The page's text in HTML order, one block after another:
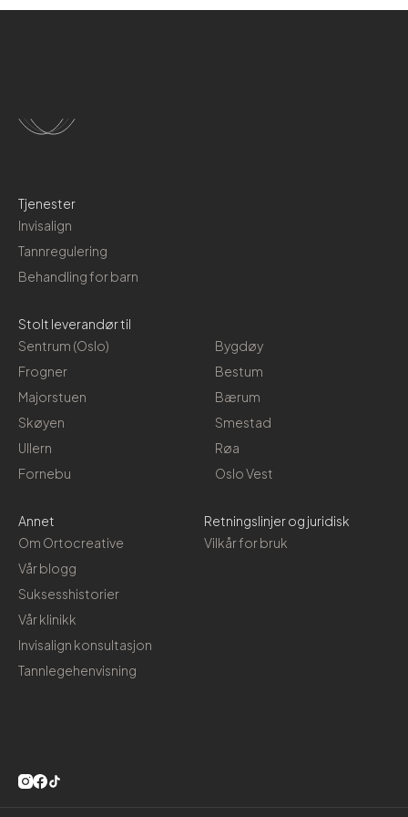
Tjenester
Invisalign
Tannregulering
Behandling for barn
Stolt leverandør til
Sentrum (Oslo)
Frogner
Majorstuen
Skøyen
Ullern
Fornebu
Bygdøy
Bestum
Bærum
Smestad
Røa
Oslo Vest
Annet
Om Ortocreative
Vår blogg
Suksesshistorier
Vår klinikk
Invisalign konsultasjon
Tannlegehenvisning
Retningslinjer og juridisk
Vilkår for bruk